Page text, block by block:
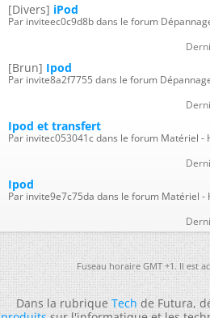
[Divers] iPod
Par inviteec0c9d8b dans le forum
[Brun] Ipod
Par invite8a2f7755 dans le forum
Ipod et transfert
Par invitec053041c dans le forum Matériel -
Ipod
Par invite9e7c75da dans le forum Matériel -
Fuseau horaire GMT +1. Il est
Dans la rubriqueTechde Futura,